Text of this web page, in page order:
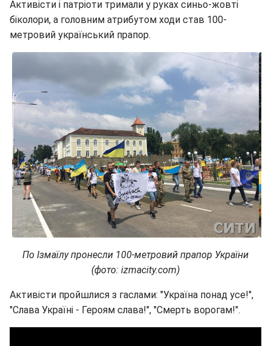
Активісти і патріоти тримали у руках синьо-жовті
біколори, а головним атрибутом ходи став 100-
метровий український прапор.
По Ізмаїлу пронесли 100-метровий прапор України
(фото: izmacity.com)
Активісти пройшлися з гаслами: "Україна понад усе!",
"Слава Україні - Героям слава!", "Смерть ворогам!".